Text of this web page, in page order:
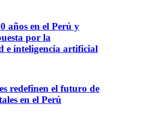
años en el Perú y
por la
e inteligencia artificial
redefinen el futuro de
en el Perú